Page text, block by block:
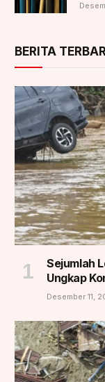
BERITA
Sejumlah
Ungkap
Desember 11,